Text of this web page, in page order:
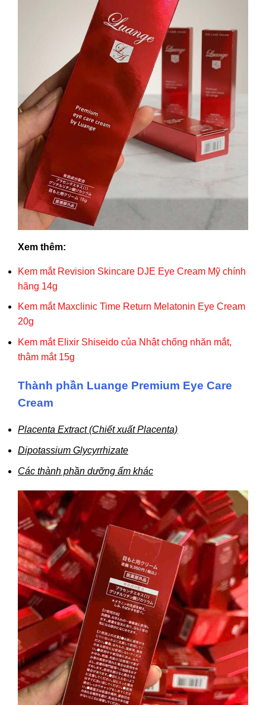
Xem thêm:
Kem mắt Revision Skincare DJE Eye Cream Mỹ chính
hãng 14g
Kem mắt Maxclinic Time Return Melatonin Eye Cream
20g
Kem mắt Elixir Shiseido của Nhật chống nhăn mắt,
thâm mắt 15g
Thành phần Luange Premium Eye Care
Cream
Placenta Extract (Chiết xuất Placenta)
Dipotassium Glycyrrhizate
Các thành phần dưỡng ẩm khác